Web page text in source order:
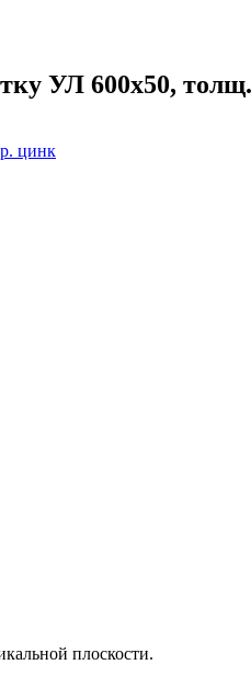
УЛ 600х50,
плоскости.